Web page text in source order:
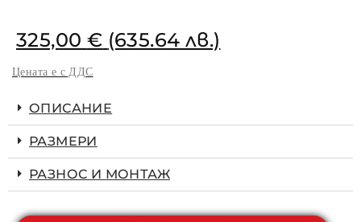
325,00 € (635.64 лв.)
Цената е с ДДС
ОПИСАНИЕ
РАЗМЕРИ
РАЗНОС И МОНТАЖ